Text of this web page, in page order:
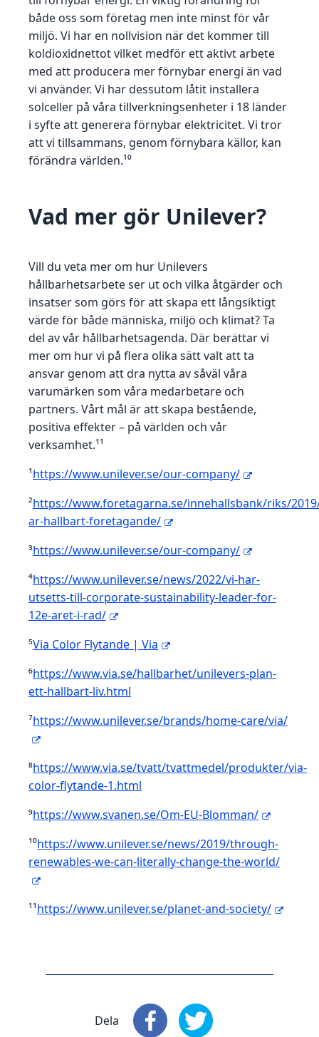
både oss som företag men inte minst för vår
miljö. Vi har en nollvision när det kommer till
koldioxidnettot vilket medför ett aktivt arbete
med att producera mer förnybar energi än vad
vi använder. Vi har dessutom låtit installera
solceller på våra tillverkningsenheter i 18 länder
i syfte att generera förnybar elektricitet. Vi tror
att vi tillsammans, genom förnybara källor, kan
förändra världen.¹⁰
Vad mer gör Unilever?
Vill du veta mer om hur Unilevers
hållbarhetsarbete ser ut och vilka åtgärder och
insatser som görs för att skapa ett långsiktigt
värde för både människa, miljö och klimat? Ta
del av vår hållbarhetsagenda. Där berättar vi
mer om hur vi på flera olika sätt valt att ta
ansvar genom att dra nytta av såväl våra
varumärken som våra medarbetare och
partners. Vårt mål är att skapa bestående,
positiva effekter – på världen och vår
verksamhet.¹¹
¹https://www.unilever.se/our-company/
²https://www.foretagarna.se/innehallsbank/riks/
ar-hallbart-foretagande/
³https://www.unilever.se/our-company/
⁴https://www.unilever.se/news/2022/vi-har-
utsetts-till-corporate-sustainability-leader-for-
12e-aret-i-rad/
⁵Via Color Flytande | Via
⁶https://www.via.se/hallbarhet/unilevers-plan-
ett-hallbart-liv.html
⁷https://www.unilever.se/brands/home-care/via/
⁸https://www.via.se/tvatt/tvattmedel/produkter/via-
color-flytande-1.html
⁹https://www.svanen.se/Om-EU-Blomman/
¹⁰https://www.unilever.se/news/2019/through-
renewables-we-can-literally-change-the-world/
¹¹https://www.unilever.se/planet-and-society/
Dela Dela : Facebook
Dela